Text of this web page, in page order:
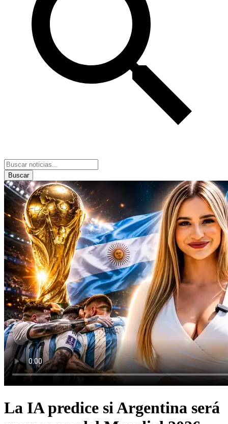
Buscar
La IA predice si Argentina será